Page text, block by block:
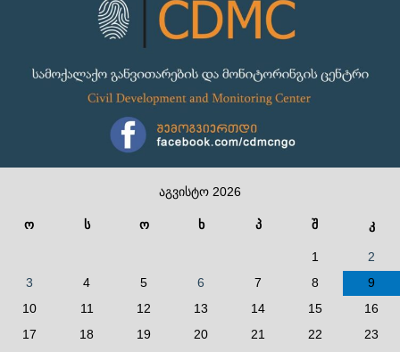
აგვისტო 2026
ო ს ო ხ პ შ კ
1
2
3
4 5 6 7 8
9
10
11 12 13 14 15
16
17
18 19 20 21 22 23